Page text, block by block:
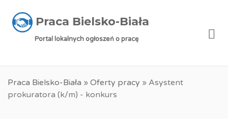
Praca Bielsko-Biała
Portal lokalnych ogłoszeń o pracę
Praca Bielsko-Biała » Oferty pracy » Asystent
prokuratora (k/m) - konkurs